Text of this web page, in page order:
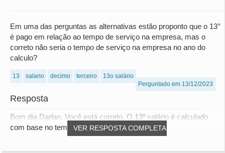
Em uma das perguntas as alternativas estão proponto que o 13°
é pago em relação ao tempo de serviço na empresa, mas o
correto não seria o tempo de serviço na empresa no ano do
calculo?
13 salario decimo terceiro
13o salário
Perguntado em 13/12/2023
Resposta
VER RESPOSTA COMPLETA
Bom dia Darlan. Você está correto. O 13º salário é calculado
com base no tempo de serviço prestado p...